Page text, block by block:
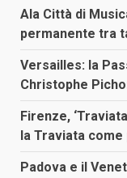
Ala Città di
permanente tra
Versailles: la
Christophe
Firenze,
la Traviata
Padova e il